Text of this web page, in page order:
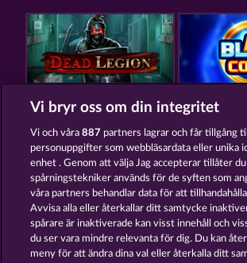
DEAD LEGION BLITZ COINS
ATLAS OF LEGENDS SECRET
Vi bryr oss om din integritet
Vi och våra887 partners lagrar och får tillgång till
personuppgifter som webbläsardata eller unika
enhet . Genom att välja Jag accepterar tillåter
spårningstekniker används för de syften som
våra partners behandlar data för att
Avvisa alla eller återkallar ditt samtycke
spårare är inaktiverade kan visst innehåll och
du ser vara mindre relevanta för dig. Du kan
meny för att ändra dina val eller återkalla ditt